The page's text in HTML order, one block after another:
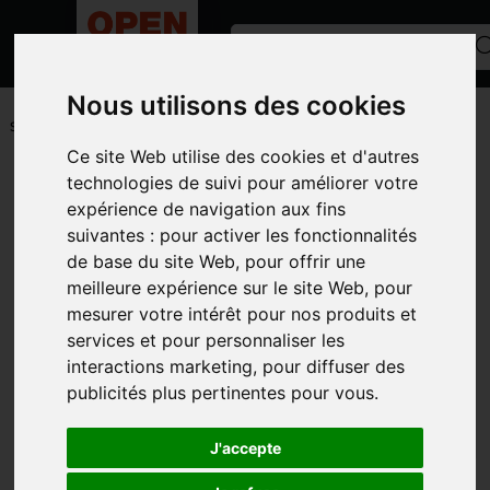
Nous utilisons des cookies
Ce site Web utilise des cookies et d'autres
technologies de suivi pour améliorer votre
expérience de navigation aux fins
suivantes : pour activer les fonctionnalités
de base du site Web, pour offrir une
meilleure expérience sur le site Web, pour
mesurer votre intérêt pour nos produits et
services et pour personnaliser les
interactions marketing, pour diffuser des
publicités plus pertinentes pour vous.
J'accepte
ACCUEIL/PETITS MATÉRIELS ET ACCESSOIRES /PIECES LIBRE-
SERVICE
Toutes les catégories
CATÉGORIES
MARQUES
MODÈLE
PHOTOS
DISQUE A TRONCONNER